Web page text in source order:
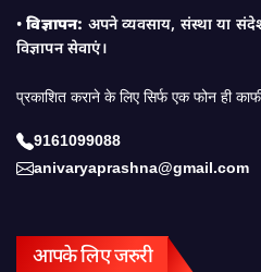
•विज्ञापन: अपने व्यवसाय, संस्था या
विज्ञापन सेवाएं।
प्रकाशित कराने के लिए सिर्फ एक फोन ही
9161099088
anivaryaprashna@gmail.com
आपके लिए जरुरी